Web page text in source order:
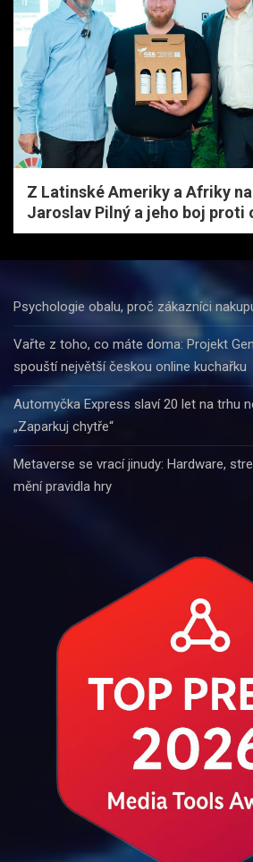
Z Latinské Ameriky a Afriky na
Jaroslav Pilný a jeho boj proti
Psychologie obalu, proč zákazníci
Vařte z toho, co máte doma: Projekt
spouští největší českou online kuchařku
Automyčka Express slaví 20 let na trhu
„Zaparkuj chytře“
Metaverse se vrací jinudy: Hardware,
mění pravidla hry